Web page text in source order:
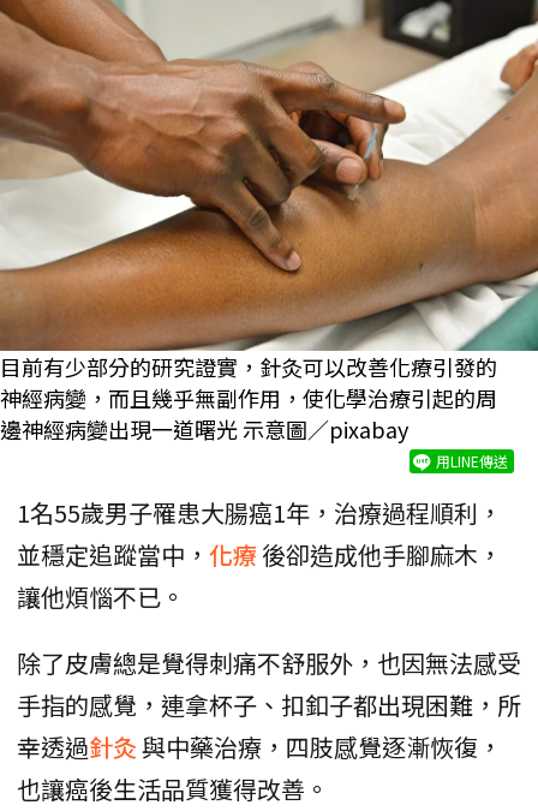
目前有少部分的研究證實，針灸可以改善化療引發的
神經病變，而且幾乎無副作用，使化學治療引起的周
邊神經病變出現一道曙光 示意圖／pixabay
用LINE傳送
1名55歲男子罹患大腸癌1年，治療過程順利，
並穩定追蹤當中， 化療 後卻造成他手腳麻木，
讓他煩惱不已。
除了皮膚總是覺得刺痛不舒服外，也因無法感受
手指的感覺，連拿杯子、扣釦子都出現困難，所
幸透過針灸與中藥治療，四肢感覺逐漸恢復，
也讓癌後生活品質獲得改善。